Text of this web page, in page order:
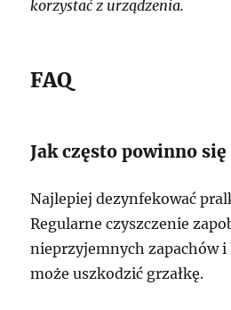
korzystać z urządzenia.
FAQ
Jak często powinno
Najlepiej dezynfekować
Regularne czyszczenie
nieprzyjemnych zapachów
może uszkodzić grzałkę.